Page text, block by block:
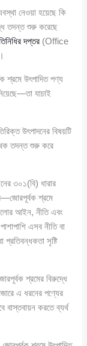
নেওয়া হয়েছে কি
তদন্ত শুরু করেছে
দপ্তর (Office
শ্রমে উৎপাদিত পণ্য
যাচাই
উৎপাদনের বিষয়টি
পৃথক তদন্ত শুরু করে
৩০১(বি) ধারার
শ্রমে
আইন, নীতি এবং
এসব নীতি বা
প্রতিবন্ধকতা সৃষ্টি
শ্রমের বিরুদ্ধে
এ ধরনের পণ্যের
বাস্তবায়ন করতে ব্যর্থ